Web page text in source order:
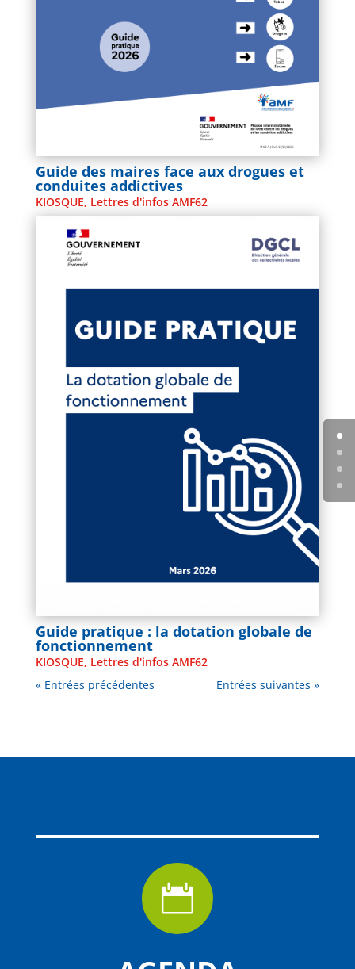
Guide des maires face aux drogues et
conduites addictives
KIOSQUE, Lettres d'infos AMF62
Guide pratique : la dotation globale de
fonctionnement
KIOSQUE, Lettres d'infos AMF62
« Entrées précédentes
Entrées suivantes »
